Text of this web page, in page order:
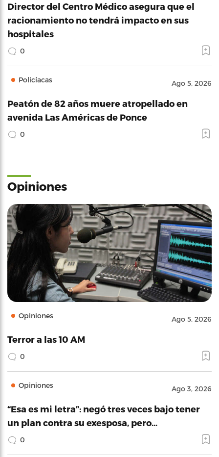
Director del Centro Médico asegura que el
racionamiento no tendrá impacto en sus
hospitales
0
Policíacas Ago 5, 2026
Peatón de 82 años muere atropellado en
avenida Las Américas de Ponce
0
Opiniones
Opiniones Ago 5, 2026
Terror a las 10 AM
0
Opiniones Ago 3, 2026
“Esa es mi letra”: negó tres veces bajo tener
un plan contra su exesposa, pero…
0